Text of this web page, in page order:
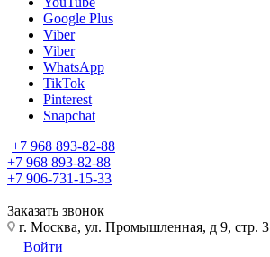
Google Plus
Viber
Viber
WhatsApp
TikTok
Pinterest
Snapchat
+7 968 893-82-88
+7 968 893-82-88
+7 906-731-15-33
Заказать звонок
г. Москва, ул. Промышленная, д 9, стр. 3
Войти